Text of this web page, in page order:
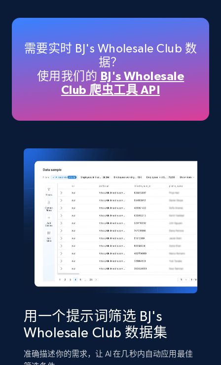
TikTok Shop
URL, Title, Available, Description, Currency, Initial
5.4K+
Shein- Products
Product name, Description, Initial price, Final
price, Currency, In stock, Color, Size, and more.
eCommerce
Amazon sellers info
需要实时 BJ's Wholesale Club 数
据？
使用我们的 BJ's Wholesale
Club 爬虫工具 API
用一个提示词筛选 BJ's
Wholesale Club 数据集
准确描述你的需求，让 AI 在几秒内自动应用最佳